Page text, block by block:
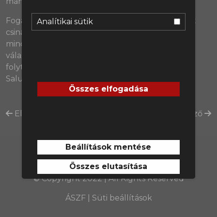
Analítikai sütik
Összes elfogadása
Beállítások mentése
Összes elutasítása
Fogadjátok szeretettel, és igen, fogunk még ilyet
csinálni, de egyelőre ezzel köszönjük meg, hogy
minden csütörtökön és pénteken minket
választottatok a 2022/23-as idényben is, jövőre
folytatjuk, kellemes nyári pihenést mindenkinek!
Salut! 🙏❤️
Előző Következő
© Copyright 2022 | All Rights Reserved
ÁSZF| Süti beállítások